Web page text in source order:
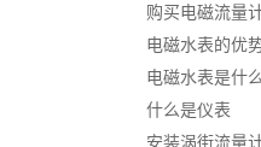
购买电磁流量
电磁水表的优
电磁水表是什
什么是仪表
安装涡街流量